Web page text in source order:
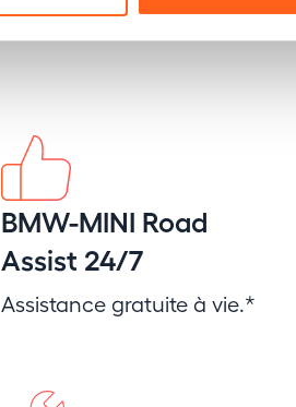
BMW-MINI Road
Assist 24/7
Assistance gratuite à vie.*